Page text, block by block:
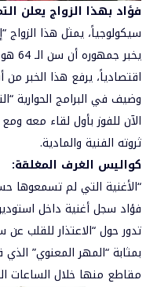
فؤاد بهذا الزواج يعلن
سيكولوجياً، يمثل هذا الزواج
اقتصادياً، يرفع هذا الخبر
وضيف في البرامج الحوارية
الآن للفوز بأول لقاء معه
ثروته الفنية والمادية.
كواليس الغرف المغلقة:
“الأغنية التي لم تسمعوها
فؤاد سجل أغنية داخل
تدور حول “الاعتذار للقلب
بمثابة “المهر المعنوي”
مقاطع منها خلال الساعات